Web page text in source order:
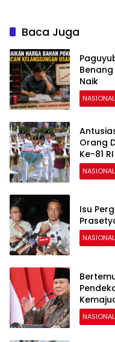
Baca Juga
Naik
NASIONAL
Orang
Ke-81
NASIONAL
Isu
NASIONAL
NASIONAL